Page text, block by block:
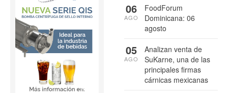
FoodForum
Dominicana: 06
agosto
06
AGO
Analizan venta de
SuKarne, una de las
principales firmas
cárnicas mexicanas
05
AGO